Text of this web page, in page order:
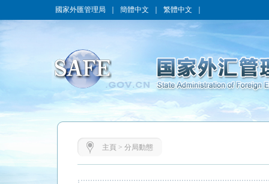
國家外匯管理局 簡體中文 繁體中文
主頁 > 分局動態